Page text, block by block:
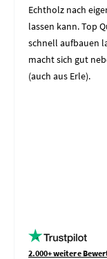
Echtholz nach
lassen kann. Top
schnell aufbauen
macht sich gut
(auch aus Erle).
2.000+ weitere